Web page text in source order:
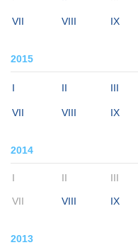
VII VIII IX
2015
I II III
VII VIII IX
2014
I II III
VII VIII IX
2013